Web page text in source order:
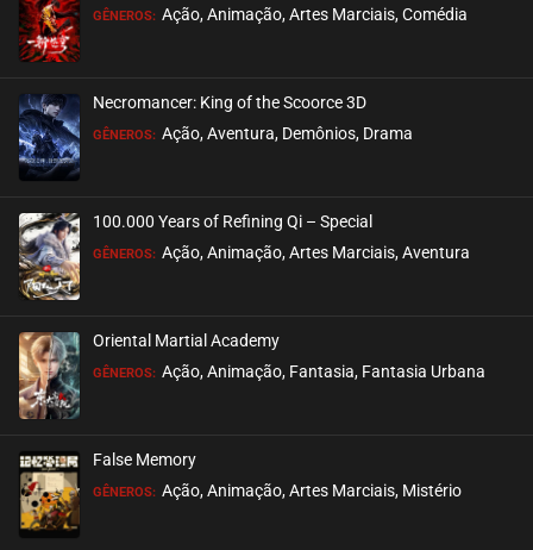
GÊNEROS: Ação, Animação, Artes Marciais, Comédia
Necromancer: King of the Scoorce 3D
GÊNEROS: Ação, Aventura, Demônios, Drama
100.000 Years of Refining Qi – Special
GÊNEROS: Ação, Animação, Artes Marciais, Aventura
Oriental Martial Academy
GÊNEROS: Ação, Animação, Fantasia, Fantasia Urbana
False Memory
GÊNEROS: Ação, Animação, Artes Marciais, Mistério